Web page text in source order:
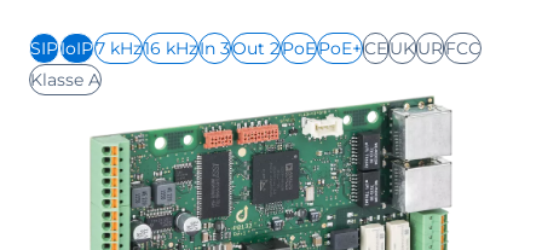
SIPIoIP7 kHz16 kHzIn 3Out 2PoEPoE+CEUKURFCC
Klasse A